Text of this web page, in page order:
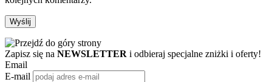
Zapisz się na NEWSLETTER i odbieraj specjalne zniżki i oferty!
Email
E-mail